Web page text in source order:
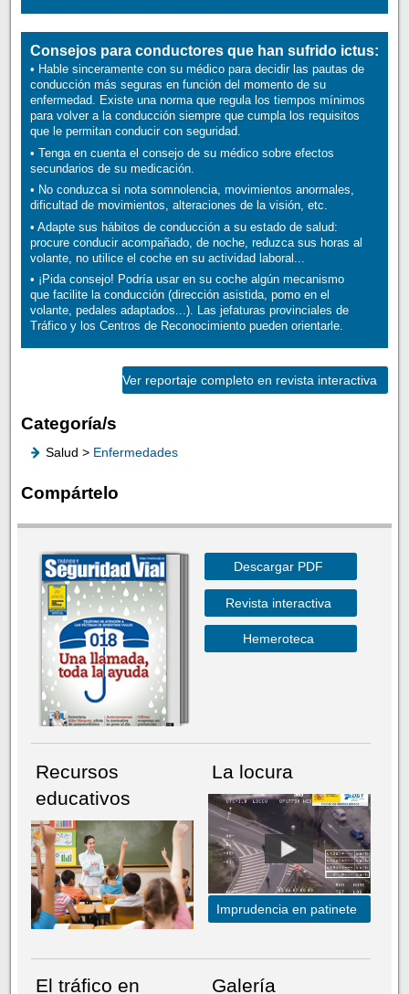
Consejos para conductores que han sufrido ictus:
• Hable sinceramente con su médico para decidir las pautas de
conducción más seguras en función del momento de su
enfermedad. Existe una norma que regula los tiempos mínimos
para volver a la conducción siempre que cumpla los requisitos
que le permitan conducir con seguridad.
• Tenga en cuenta el consejo de su médico sobre efectos
secundarios de su medicación.
• No conduzca si nota somnolencia, movimientos anormales,
dificultad de movimientos, alteraciones de la visión, etc.
• Adapte sus hábitos de conducción a su estado de salud:
procure conducir acompañado, de noche, reduzca sus horas al
volante, no utilice el coche en su actividad laboral...
• ¡Pida consejo! Podría usar en su coche algún mecanismo
que facilite la conducción (dirección asistida, pomo en el
volante, pedales adaptados...). Las jefaturas provinciales de
Tráfico y los Centros de Reconocimiento pueden orientarle.
Ver reportaje completo en revista interactiva
Categoría/s
Salud > Enfermedades
Compártelo
Descargar PDF
Revista interactiva
Hemeroteca
Recursos
educativos
La locura
Imprudencia en patinete
El tráfico en Galería